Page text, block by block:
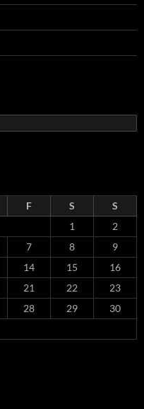
F S
S
1
2
7 8
9
14 15
16
21 22
23
28 29
30